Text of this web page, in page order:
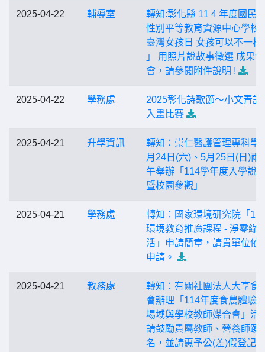
2025-04-22 輔導室
轉知:彰化縣 11 4 年度國民
性別平等教育資源中心學校
臺灣女孩日 女孩可以不一樣
」 用照片說故事徵選 成果
會，請參閱附件說明 !
2025-04-22 學務處
2025彰化詩歌節～小文青詩
入畫比賽
2025-04-21 升學資訊
轉知：崇仁醫護管理專科學
月24日(六)、5月25日(日)兩
午舉辦「114學年度入學說
暨校園參觀」
2025-04-21 學務處
轉知：國家環境研究院「
環境教育推廣課程 - 淨零綠
活」申請簡章，請貴單位依
申請。
2025-04-21 教務處
轉知：有關社團法人大享食
會辦理「114年度食農體驗
場域與學校教師媒合會」活
請鼓勵貴屬教師、營養師踴
名，並請惠予公(差)假登記。